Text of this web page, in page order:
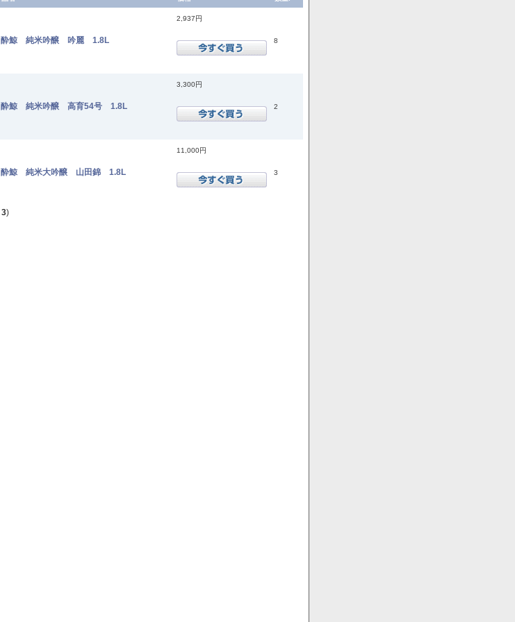
酔鯨 純米吟醸 吟麗 1.8L
2,937円
8
酔鯨 純米吟醸 高育54号 1.8L
3,300円
2
酔鯨 純米大吟醸 山田錦 1.8L
11,000円
3
3)